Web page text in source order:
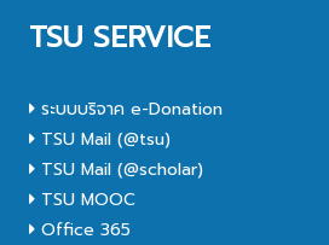
TSU SERVICE
ระบบบริจาค e-Donation
TSU Mail (@tsu)
TSU Mail (@scholar)
TSU MOOC
Office 365